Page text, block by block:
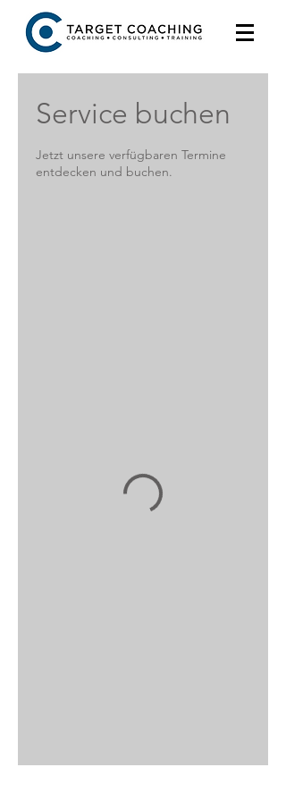
Service buchen
Jetzt unsere verfügbaren Termine
entdecken und buchen.